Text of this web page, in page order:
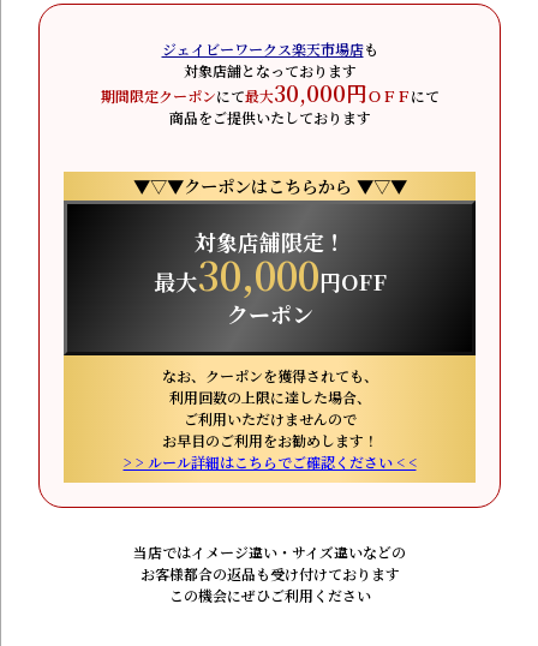
ジェイビーワークス楽天市場店も
対象店舗となっております
期間限定クーポンにて最大30,000円ＯＦＦにて
商品をご提供いたしております
▼▽▼クーポンはこちらから ▼▽▼
対象店舗限定！
最大30,000円OFF
クーポン
なお、クーポンを獲得されても、
利用回数の上限に達した場合、
ご利用いただけませんので
お早目のご利用をお勧めします！
> > ルール詳細はこちらでご確認ください < <
当店ではイメージ違い・サイズ違いなどの
お客様都合の返品も受け付けております
この機会にぜひご利用ください